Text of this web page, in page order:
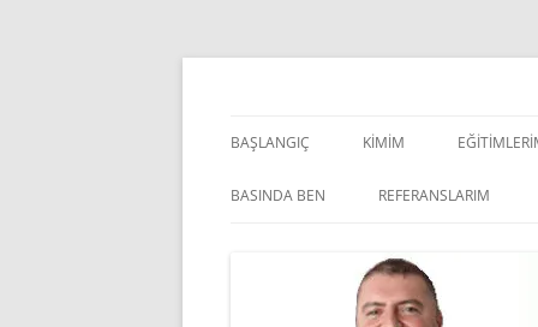
İçeriğe
BAŞLANGIÇ KIMIM
BASINDA BEN REFERANSLARIM